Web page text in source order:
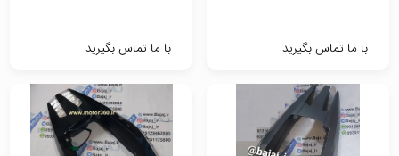
با ما تماس بگیرید با ما تماس بگیرید